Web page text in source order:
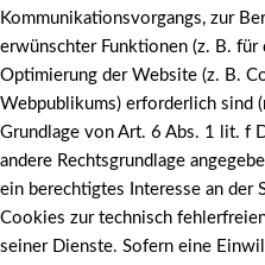
Kommunikationsvorgangs, zur
erwünschter Funktionen (z. B.
Optimierung der Website (z. B.
Webpublikums) erforderlich sind
Grundlage von Art. 6 Abs. 1 lit. f
andere Rechtsgrundlage
ein berechtigtes Interesse an der
Cookies zur technisch
seiner Dienste. Sofern eine